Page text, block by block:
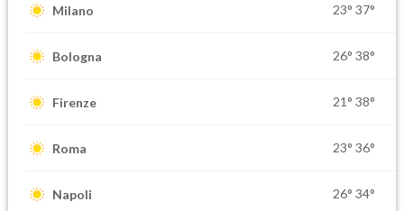
Milano 23° 37°
Bologna 26° 38°
Firenze 21° 38°
Roma 23° 36°
Napoli 26° 34°